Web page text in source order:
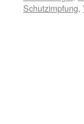
Schutzimpfung,